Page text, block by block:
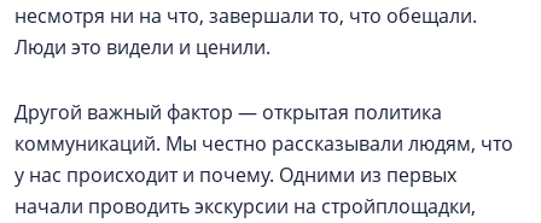
несмотря ни на что, завершали то, что обещали.
Люди это видели и ценили.
Другой важный фактор — открытая политика
коммуникаций. Мы честно рассказывали людям, что
у нас происходит и почему. Одними из первых
начали проводить экскурсии на стройплощадки,